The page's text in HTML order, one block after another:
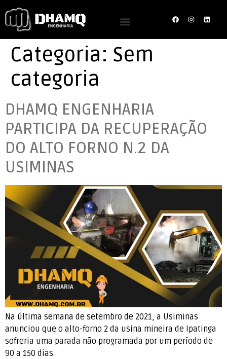
Categoria: Sem
categoria
DHAMQ ENGENHARIA
PARTICIPA DA RECUPERAÇÃO
DO ALTO FORNO N.2 DA
USIMINAS
Na última semana de setembro de 2021, a Usiminas
anunciou que o alto-forno 2 da usina mineira de Ipatinga
sofreria uma parada não programada por um período de
90 a 150 dias.